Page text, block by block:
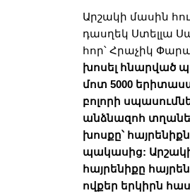
Արշակի մասին
դասղեկ Ստելլա
հոր՝ Հրաչիկ
խոսել հնարված
մոտ 5000
բոլորի
անձնազոհ
խոսքը՝
պակասից: Արշակի
հայրենիքը
ովքեր երկիրն